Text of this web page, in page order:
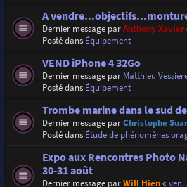
A
Dernier message parAnthony Xavier
Posté dans Équipement
VEND iPhone 4 32Go
Dernier message par Matthieu
Posté dans Équipement
Trombe marine dans le sud
Dernier message parChristophe
Posté dans Étude de phénomènes
Expo aux Rencontres Photo
30-31 août
Dernier message parWill Hien« ven.